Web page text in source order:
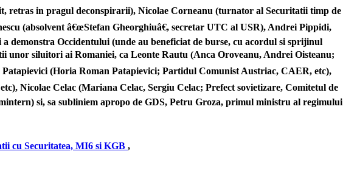
retras in pragul deconspirarii), Nicolae Corneanu (turnator al Securitatii timp de
(absolvent â€œStefan Gheorghiuâ€, secretar UTC al USR), Andrei Pippidi,
demonstra Occidentului (unde au beneficiat de burse, cu acordul si sprijinul
unor siluitori ai Romaniei, ca Leonte Rautu (Anca Oroveanu, Andrei Oisteanu;
Patapievici (Horia Roman Patapievici; Partidul Comunist Austriac, CAER, etc),
Nicolae Celac (Mariana Celac, Sergiu Celac; Prefect sovietizare, Comitetul de
si, sa subliniem apropo de GDS, Petru Groza, primul ministru al regimului
cu Securitatea, MI6 si KGB ,